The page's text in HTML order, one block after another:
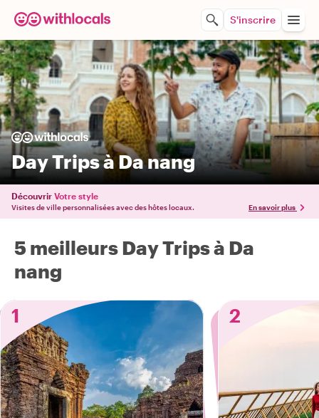
S'inscrire
Day Trips à Da nang
Découvrir Votre style
Visites de ville personnalisées avec des hôtes locaux. En savoir plus
5 meilleurs Day Trips à Da
nang
1
2